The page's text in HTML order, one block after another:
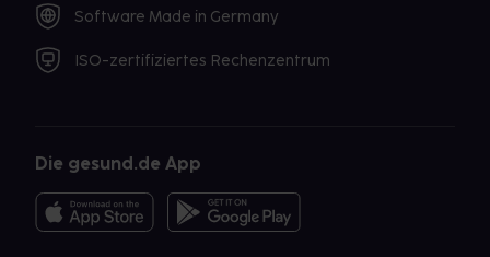
Software Made in Germany
ISO-zertifiziertes Rechenzentrum
Die gesund.de App